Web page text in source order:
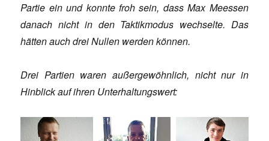
Partie ein und konnte froh sein, dass Max Meessen
danach nicht in den Taktikmodus wechselte. Das
hätten auch drei Nullen werden können.
Drei Partien waren außergewöhnlich, nicht nur in
Hinblick auf ihren Unterhaltungswert: